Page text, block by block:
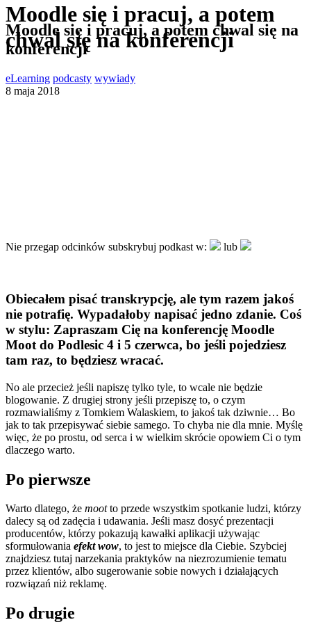
Moodle się i pracuj, a potem
chwal się na konferencji
Moodle się i pracuj, a potem chwal się na
konferencji
eLearning podcasty wywiady
8 maja 2018
Nie przegap odcinków subskrybuj podkast w: lub
Obiecałem pisać transkrypcję, ale tym razem jakoś
nie potrafię. Wypadałoby napisać jedno zdanie. Coś
w stylu: Zapraszam Cię na konferencję Moodle
Moot do Podlesic 4 i 5 czerwca, bo jeśli pojedziesz
tam raz, to będziesz wracać.
No ale przecież jeśli napiszę tylko tyle, to wcale nie będzie
blogowanie. Z drugiej strony jeśli przepiszę to, o czym
rozmawialiśmy z Tomkiem Walaskiem, to jakoś tak dziwnie… Bo
jak to tak przepisywać siebie samego. To chyba nie dla mnie. Myślę
więc, że po prostu, od serca i w wielkim skrócie opowiem Ci o tym
dlaczego warto.
Po pierwsze
Warto dlatego, że mootto przede wszystkim spotkanie ludzi, którzy
dalecy są od zadęcia i udawania. Jeśli masz dosyć prezentacji
producentów, którzy pokazują kawałki aplikacji używając
sformułowania efekt wow, to jest to miejsce dla Ciebie. Szybciej
znajdziesz tutaj narzekania praktyków na niezrozumienie tematu
przez klientów, albo sugerowanie sobie nowych i działających
rozwiązań niż reklamę.
Po drugie